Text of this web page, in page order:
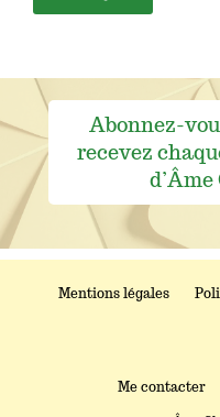
Abonnez-
recevez
Mentions légales
Me contacter